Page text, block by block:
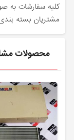
کلیه سفارشات به
مشتریان بسته
محصولات